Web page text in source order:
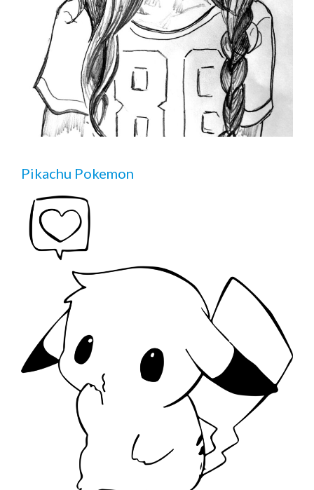
Pikachu Pokemon